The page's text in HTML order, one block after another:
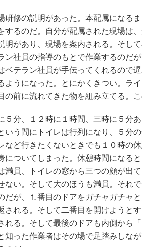
研修の説明があった。本配属になる
するのだ。自分が配属された現場は
明があり、現場を案内される。そし
ン社員の指導のもとで作業するのだ
ベテラン社員が手伝ってくれるので
ようになった。とにかくきつい。ラ
の前に流れてきた物を組み立てる。こ
５分、１２時に１時間、三時に５分
いう間にトイレは行列になり、５分
など行きたくないときでも１０時の
についてしまった。休憩時間になる
満員、トイレの窓から三つの顔が出
ない。そして大のほうも満員。それ
だが、⒈番目のドアをガチャガチャ
される。そして二番目を開けようと
れる。そして最後のドアも内側から
知った作業者はその場で足踏みしな